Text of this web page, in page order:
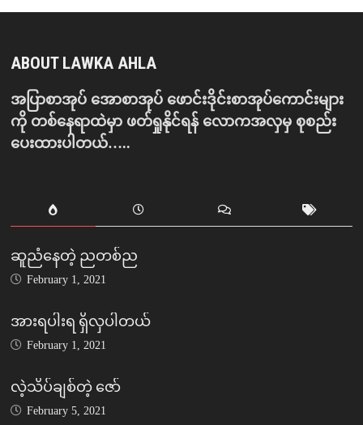
ABOUT LAWKA AHLA
အပြာစာအုပ် အောစာအုပ် ဖောင်းဒိုင်းစာအုပ်ကောင်းများ
ကို တစ်နေရာထဲမှာ ဖတ်ရှုနိုင်ရန် လောကအလှမှ စုစည်း
ပေးထားပါတယ်…..
ဆူညံနေတဲ့ ညတစ်ည
February 1, 2021
အားရပါးရ ရှိလှပါတယ်
February 1, 2021
လဲ့သိပ်ချစ်တဲ့ ဇော်
February 5, 2021